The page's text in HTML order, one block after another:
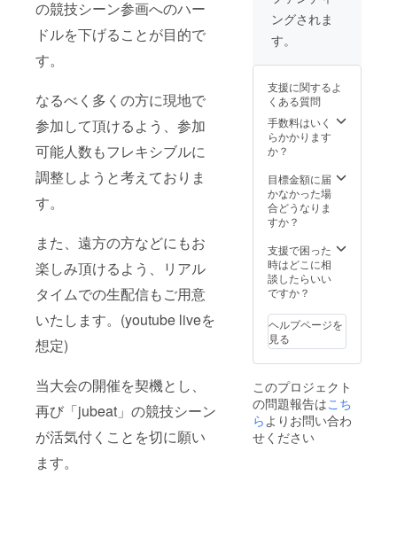
の競技シーン参画へのハー
ドルを下げることが目的で
す。
なるべく多くの方に現地で
参加して頂けるよう、参加
可能人数もフレキシブルに
調整しようと考えておりま
す。
また、遠方の方などにもお
楽しみ頂けるよう、リアル
タイムでの生配信もご用意
いたします。(youtube liveを
想定)
当大会の開催を契機とし、
再び「jubeat」の競技シーン
が活気付くことを切に願い
ます。
記入く
ださ
ングされま
す。
支援に関するよ
くある質問
手数料はいく
らかかります
か？
目標金額に届
かなかった場
合どうなりま
すか？
支援で困った
時はどこに相
談したらいい
ですか？
ヘルプページを
見る
このプロジェクト
の問題報告はこち
らよりお問い合わ
せください